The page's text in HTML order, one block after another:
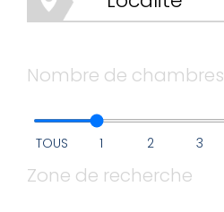
Nombre de chambres
TOUS 1 2 3
Zone de recherche